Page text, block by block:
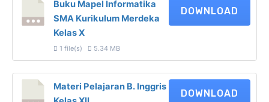
Buku Mapel Informatika
SMA Kurikulum Merdeka
Kelas X
1 file(s) 5.34 MB
DOWNLOAD
Materi Pelajaran B. Inggris
DOWNLOAD